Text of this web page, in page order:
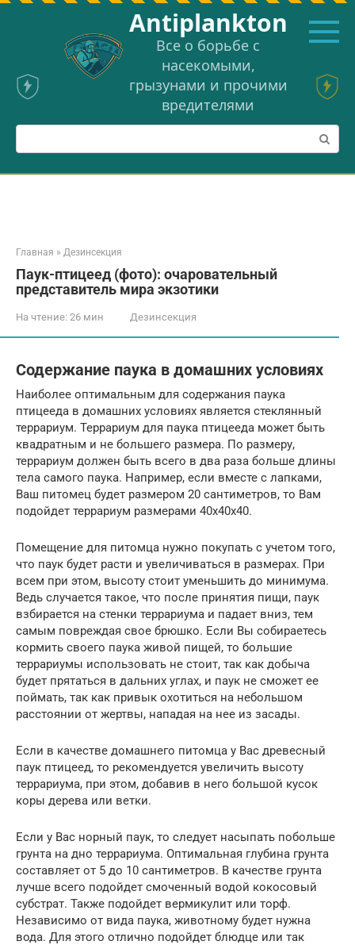
Перейти
Аntiplankton
Все о борьбе с
насекомыми,
грызунами и прочими
вредителями
Поиск:
Главная » Дезинсекция
Паук-птицеед (фото): очаровательный
представитель мира экзотики
На чтение: 26 мин Дезинсекция
Содержание паука в домашних условиях
Наиболее оптимальным для содержания паука
птицееда в домашних условиях является стеклянный
террариум. Террариум для паука птицееда может быть
квадратным и не большего размера. По размеру,
террариум должен быть всего в два раза больше длины
тела самого паука. Например, если вместе с лапками,
Ваш питомец будет размером 20 сантиметров, то Вам
подойдет террариум размерами 40x40x40.
Помещение для питомца нужно покупать с учетом того,
что паук будет расти и увеличиваться в размерах. При
всем при этом, высоту стоит уменьшить до минимума.
Ведь случается такое, что после принятия пищи, паук
взбирается на стенки террариума и падает вниз, тем
самым повреждая свое брюшко. Если Вы собираетесь
кормить своего паука живой пищей, то большие
террариумы использовать не стоит, так как добыча
будет прятаться в дальних углах, и паук не сможет ее
поймать, так как привык охотиться на небольшом
расстоянии от жертвы, нападая на нее из засады.
Если в качестве домашнего питомца у Вас древесный
паук птицеед, то рекомендуется увеличить высоту
террариума, при этом, добавив в него большой кусок
коры дерева или ветки.
Если у Вас норный паук, то следует насыпать побольше
грунта на дно террариума. Оптимальная глубина грунта
составляет от 5 до 10 сантиметров. В качестве грунта
лучше всего подойдет смоченный водой кокосовый
субстрат. Также подойдет вермикулит или торф.
Независимо от вида паука, животному будет нужна
вода. Для этого отлично подойдет блюдце или так